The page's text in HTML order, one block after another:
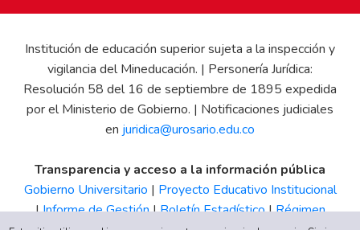
Institución de educación superior sujeta a la inspección y
vigilancia del Mineducación. | Personería Jurídica:
Resolución 58 del 16 de septiembre de 1895 expedida
por el Ministerio de Gobierno. | Notificaciones judiciales
en juridica@urosario.edu.co
Transparencia y acceso a la información pública
Gobierno Universitario | Proyecto Educativo Institucional
|Informe de Gestión|Boletín Estadístico|Régimen